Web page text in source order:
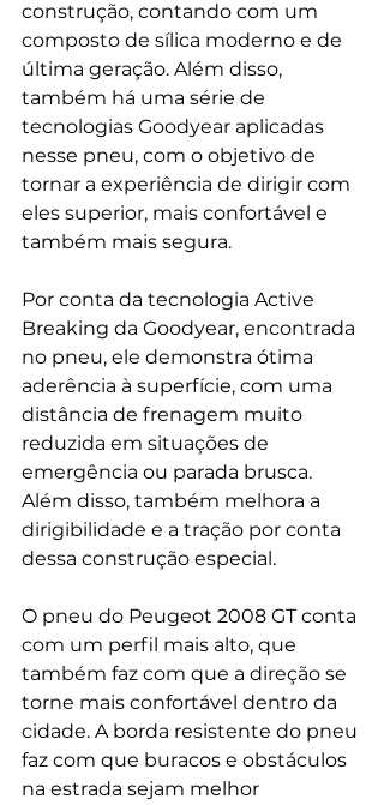
construção, contando com um
composto de sílica moderno e de
última geração. Além disso,
também há uma série de
tecnologias Goodyear aplicadas
nesse pneu, com o objetivo de
tornar a experiência de dirigir com
eles superior, mais confortável e
também mais segura.
Por conta da tecnologia Active
Breaking da Goodyear, encontrada
no pneu, ele demonstra ótima
aderência à superfície, com uma
distância de frenagem muito
reduzida em situações de
emergência ou parada brusca.
Além disso, também melhora a
dirigibilidade e a tração por conta
dessa construção especial.
O pneu do Peugeot 2008 GT conta
com um perfil mais alto, que
também faz com que a direção se
torne mais confortável dentro da
cidade. A borda resistente do pneu
faz com que buracos e obstáculos
na estrada sejam melhor